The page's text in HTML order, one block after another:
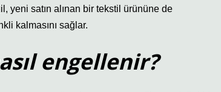
yeni satın alınan bir tekstil ürününe de
kalmasını sağlar.
engellenir?